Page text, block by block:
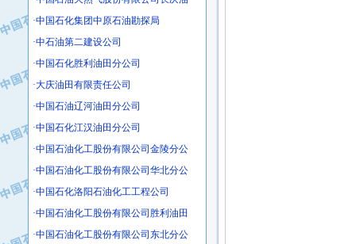
·中核苏阀科技实业股份有限公司
·济南柴油机股份有限公司
·上海科瑞曼士德电源系统集成有限公
·东方合金铸造厂
·保定北奥石油物探特种车辆制造有限
·盘锦辽河油田天意石油装备有限公司
·中国石油天然气管道局穿越公司
·南石力天传动件有限公司
·浙江瑞普环境技术有限公司
·华北石油新大禹环保设备有限公司
·中国石化集团中原石油勘探局
·中石油第二建设公司
·中国石化胜利油田分公司
·大庆油田有限责任公司
·中国石油辽河油田分公司
·中国石化江汉油田分公司
·中国石油化工股份有限公司金陵分公
·中国石油化工股份有限公司华北分公
·中国石化洛阳石油化工工程公司
·中国石油化工股份有限公司胜利油田
·中国石油化工股份有限公司东北分公